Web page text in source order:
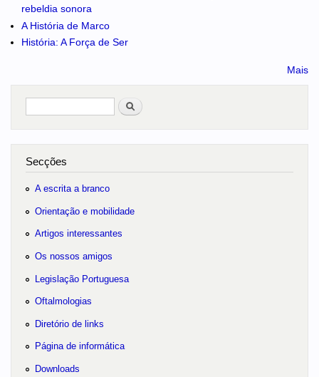
rebeldia sonora
A História de Marco
História: A Força de Ser
Mais
Pesquisar
Secções
A escrita a branco
Orientação e mobilidade
Artigos interessantes
Os nossos amigos
Legislação Portuguesa
Oftalmologias
Diretório de links
Página de informática
Downloads